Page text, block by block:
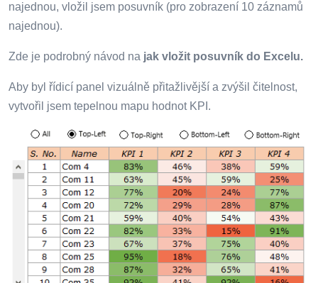
najednou, vložil jsem posuvník (pro zobrazení 10 záznamů
najednou).
Zde je podrobný návod na jak vložit posuvník do Excelu.
Aby byl řídicí panel vizuálně přitažlivější a zvýšil čitelnost,
vytvořil jsem tepelnou mapu hodnot KPI.